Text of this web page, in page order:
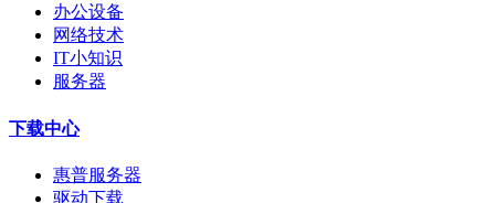
办公设备
网络技术
IT小知识
服务器
下载中心
惠普服务器
驱动下载